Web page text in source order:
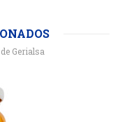
Gerialsa